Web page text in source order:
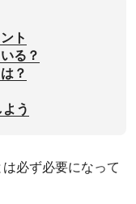
ト
る？
？
う
必ず必要になって